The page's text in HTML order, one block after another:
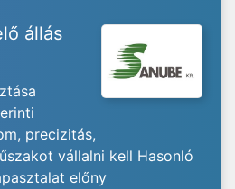
állás
precizitás,
vállalni kell Hasonló
előny